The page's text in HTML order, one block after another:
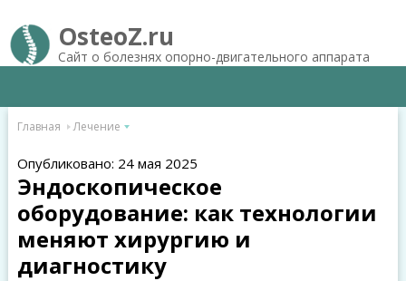
OsteoZ.ru
Сайт о болезнях опорно-двигательного аппарата
Главная Лечение
Опубликовано: 24 мая 2025
Эндоскопическое
оборудование: как технологии
меняют хирургию и
диагностику